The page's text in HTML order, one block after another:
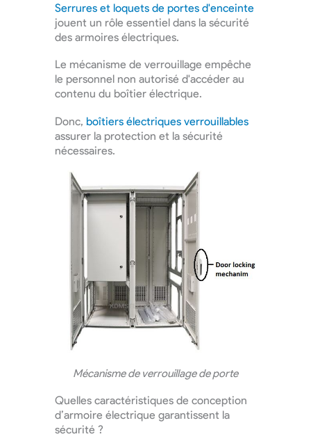
Serrures et loquets de portes d'enceinte
jouent un rôle essentiel dans la sécurité
des armoires électriques.
Le mécanisme de verrouillage empêche
le personnel non autorisé d'accéder au
contenu du boîtier électrique.
Donc, boîtiers électriques verrouillables
assurer la protection et la sécurité
nécessaires.
Mécanisme de verrouillage de porte
Quelles caractéristiques de conception
d’armoire électrique garantissent la
sécurité ?